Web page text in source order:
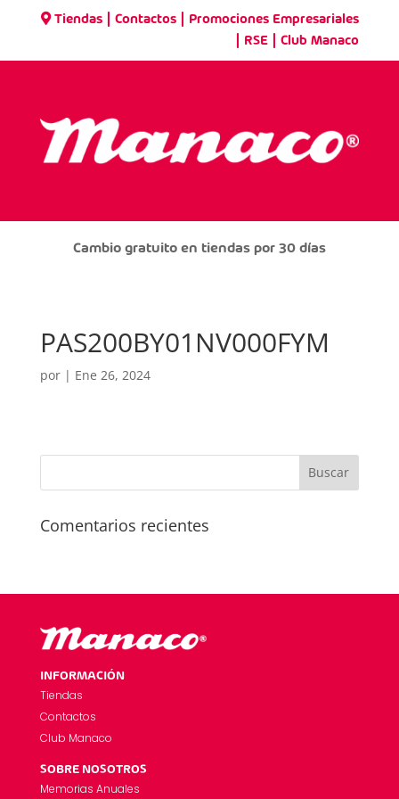
Tiendas |Contactos Promociones Empresariales
RSE |Club Manaco
Cambio gratuito en tiendas por 30 días
PAS200BY01NV000FYM
por | Ene 26, 2024
Comentarios recientes
INFORMACIÓN
Tiendas
Contactos
Club Manaco
SOBRE NOSOTROS
Memorias Anuales